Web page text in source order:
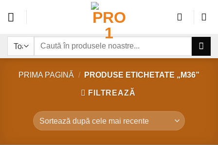
Caută
PRIMA PAGINĂ / PRODUSE ETICHETATE „M36”
FILTREAZĂ